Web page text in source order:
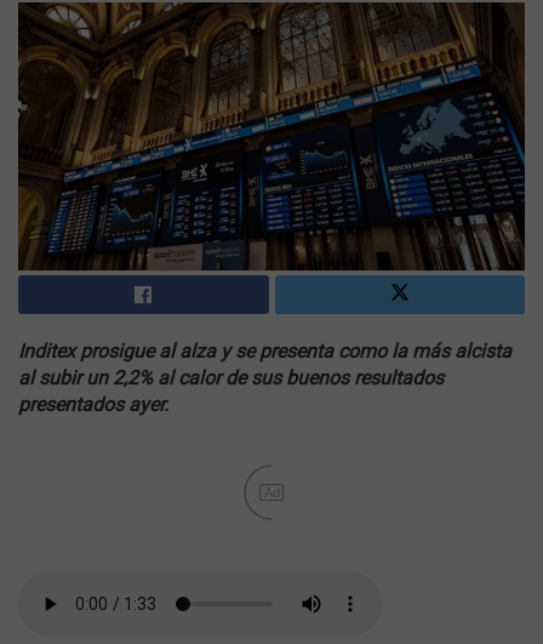
Inditex prosigue al alza y se presenta como la más alcista
al subir un 2,2% al calor de sus buenos resultados
presentados ayer.
Ad